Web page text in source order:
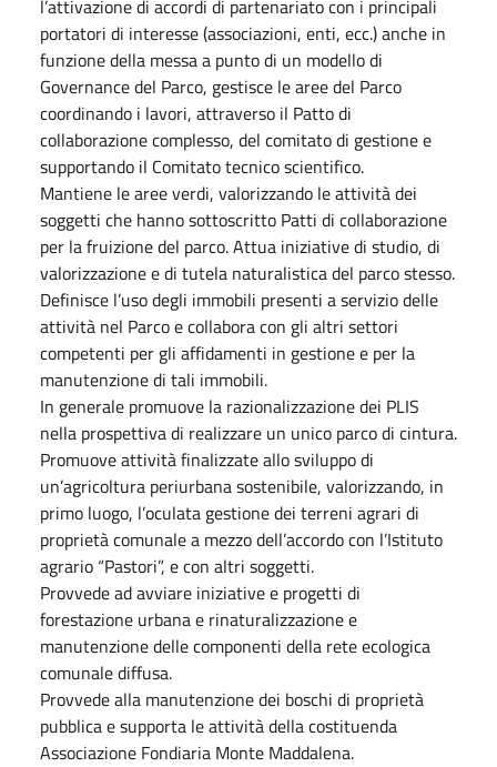
l’attivazione di accordi di partenariato con i principali
portatori di interesse (associazioni, enti, ecc.) anche in
funzione della messa a punto di un modello di
Governance del Parco, gestisce le aree del Parco
coordinando i lavori, attraverso il Patto di
collaborazione complesso, del comitato di gestione e
supportando il Comitato tecnico scientifico.
Mantiene le aree verdi, valorizzando le attività dei
soggetti che hanno sottoscritto Patti di collaborazione
per la fruizione del parco. Attua iniziative di studio, di
valorizzazione e di tutela naturalistica del parco stesso.
Definisce l’uso degli immobili presenti a servizio delle
attività nel Parco e collabora con gli altri settori
competenti per gli affidamenti in gestione e per la
manutenzione di tali immobili.
In generale promuove la razionalizzazione dei PLIS
nella prospettiva di realizzare un unico parco di cintura.
Promuove attività finalizzate allo sviluppo di
un’agricoltura periurbana sostenibile, valorizzando, in
primo luogo, l’oculata gestione dei terreni agrari di
proprietà comunale a mezzo dell’accordo con l’Istituto
agrario “Pastori”, e con altri soggetti.
Provvede ad avviare iniziative e progetti di
forestazione urbana e rinaturalizzazione e
manutenzione delle componenti della rete ecologica
comunale diffusa.
Provvede alla manutenzione dei boschi di proprietà
pubblica e supporta le attività della costituenda
Associazione Fondiaria Monte Maddalena.